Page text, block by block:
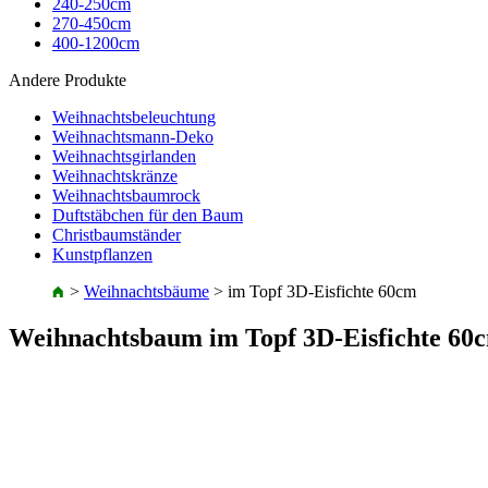
240-250cm
270-450cm
400-1200cm
Andere Produkte
Weihnachtsbeleuchtung
Weihnachtsmann-Deko
Weihnachtsgirlanden
Weihnachtskränze
Weihnachtsbaumrock
Duftstäbchen für den Baum
Christbaumständer
Kunstpflanzen
> Weihnachtsbäume > im Topf 3D-Eisfichte 60cm
Weihnachtsbaum im Topf 3D-Eisfichte